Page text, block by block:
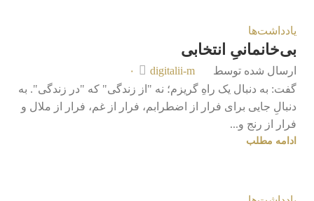
یادداشت‌ها
بی‌خانمانیِ انتخابی
ارسال شده توسط digitalii-m
۰
گفت: به دنبال یک راهِ گریزم؛ نه "از زندگی" که "در زندگی". به
دنبالِ جایی برای فرار از اضطرابم، فرار از غم، فرار از ملال و
فرار از رنج و...
ادامه مطلب